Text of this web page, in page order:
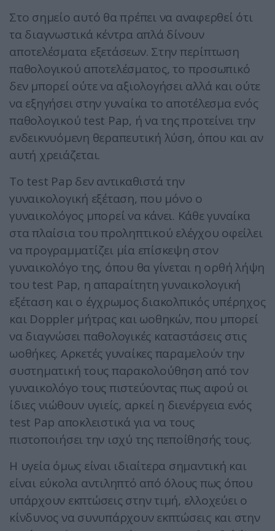
Στο σημείο αυτό θα πρέπει να αναφερθεί ότι
τα διαγνωστικά κέντρα απλά δίνουν
αποτελέσματα εξετάσεων. Στην περίπτωση
παθολογικού αποτελέσματος, το προσωπικό
δεν μπορεί ούτε να αξιολογήσει αλλά και ούτε
να εξηγήσει στην γυναίκα το αποτέλεσμα ενός
παθολογικού test Pap, ή να της προτείνει την
ενδεικνυόμενη θεραπευτική λύση, όπου και αν
αυτή χρειάζεται.
Το test Pap δεν αντικαθιστά την
γυναικολογική εξέταση, που μόνο ο
γυναικολόγος μπορεί να κάνει. Κάθε γυναίκα
στα πλαίσια του προληπτικού ελέγχου οφείλει
να προγραμματίζει μία επίσκεψη στον
γυναικολόγο της, όπου θα γίνεται η ορθή λήψη
του test Pap, η απαραίτητη γυναικολογική
εξέταση και ο έγχρωμος διακολπικός υπέρηχος
και Doppler μήτρας και ωοθηκών, που μπορεί
να διαγνώσει παθολογικές καταστάσεις στις
ωοθήκες. Αρκετές γυναίκες παραμελούν την
συστηματική τους παρακολούθηση από τον
γυναικολόγο τους πιστεύοντας πως αφού οι
ίδιες νιώθουν υγιείς, αρκεί η διενέργεια ενός
test Pap αποκλειστικά για να τους
πιστοποιήσει την ισχύ της πεποίθησής τους.
Η υγεία όμως είναι ιδιαίτερα σημαντική και
είναι εύκολα αντιληπτό από όλους πως όπου
υπάρχουν εκπτώσεις στην τιμή, ελλοχεύει ο
κίνδυνος να συνυπάρχουν εκπτώσεις και στην